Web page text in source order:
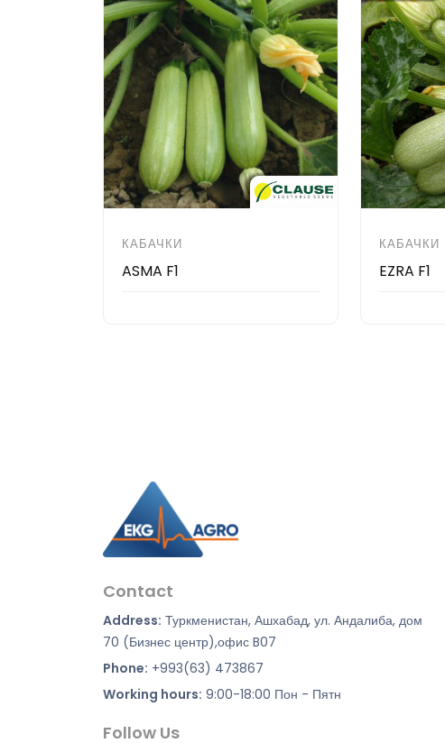
КАБАЧКИ
ASMA F1
КАБАЧКИ
EZRA F1
Contact
Address: Туркменистан, Ашхабад, ул. Андалиба, дом
70 (Бизнес центр),офис B07
Phone: +993(63) 473867
Working hours: 9:00-18:00 Пон - Пятн
Follow Us